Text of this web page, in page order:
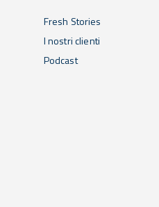
Fresh Stories
I nostri clienti
Podcast